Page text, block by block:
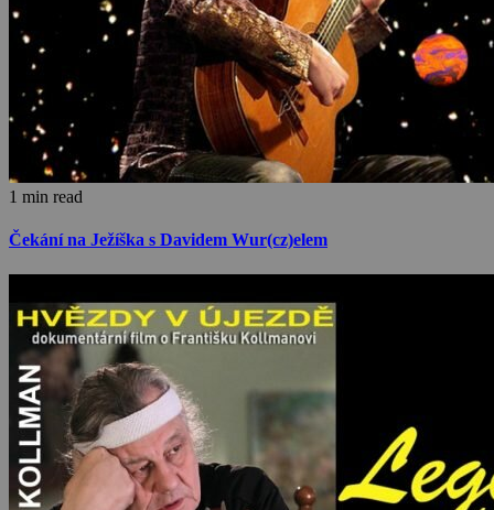
1 min read
Čekání na Ježíška s Davidem Wur(cz)elem